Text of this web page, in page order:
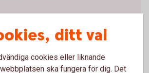
ditt val
cookies eller liknande
ska fungera för dig. Det